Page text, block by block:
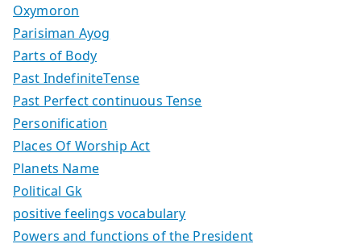
Oxymoron
Parisiman Ayog
Parts of Body
Past IndefiniteTense
Past Perfect continuous Tense
Personification
Places Of Worship Act
Planets Name
Political Gk
positive feelings vocabulary
Powers and functions of the President